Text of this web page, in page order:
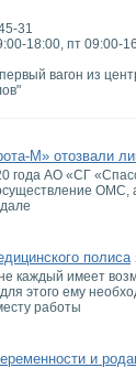
31
18:00, пт 09:00-
вагон из
М» отозвали
года АО «СГ
ОМС,
полиса
каждый имеет
этого ему
работы
и